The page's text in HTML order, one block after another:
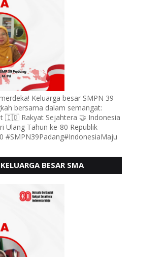
Keluarga besar SMPN 39
bersama dalam semangat:
🇮🇩 Rakyat Sejahtera 🤝 Indonesia
Ulang Tahun ke-80 Republik
#SMPN39Padang#IndonesiaMaju
BESAR SMA
BERD